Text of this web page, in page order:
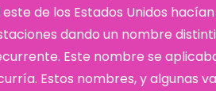
este de los Estados Unidos
dando un nombre
Este nombre se
Estos nombres, y algunas